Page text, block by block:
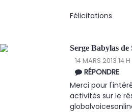
Félicitations
Serge Babylas de
14 MARS 2013 14
RÉPONDRE
Merci pour
activités sur le